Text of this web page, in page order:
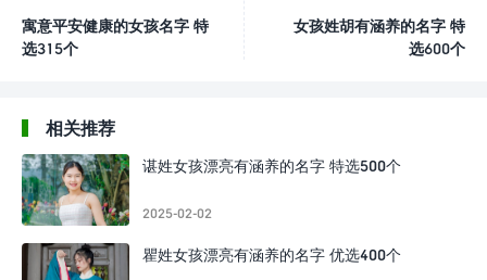
寓意平安健康的女孩名字 特
选315个
女孩姓胡有涵养的名字 特
选600个
相关推荐
谌姓女孩漂亮有涵养的名字 特选500个
2025-02-02
瞿姓女孩漂亮有涵养的名字 优选400个